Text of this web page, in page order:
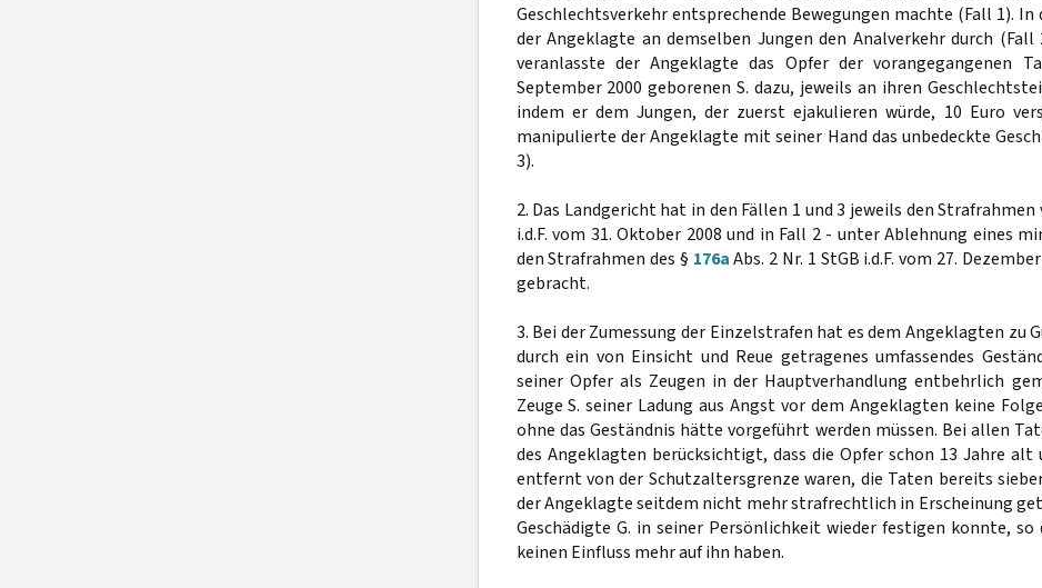
Geschlechtsverkehr entsprechende Bewegungen machte (Fall 1).
der Angeklagte an demselben Jungen den Analverkehr durch (Fall
veranlasste der Angeklagte das Opfer der vorangegangenen
September 2000 geborenen S. dazu, jeweils an ihren
indem er dem Jungen, der zuerst ejakulieren würde, 10 Euro
manipulierte der Angeklagte mit seiner Hand das unbedeckte
3).
2. Das Landgericht hat in den Fällen 1 und 3 jeweils den Strafrahmen
i.d.F. vom 31. Oktober 2008 und in Fall 2 - unter Ablehnung eines
den Strafrahmen des § 176aAbs. 2 Nr. 1 StGB i.d.F. vom 27.
gebracht.
3. Bei der Zumessung der Einzelstrafen hat es dem Angeklagten zu
durch ein von Einsicht und Reue getragenes umfassendes
seiner Opfer als Zeugen in der Hauptverhandlung entbehrlich
Zeuge S. seiner Ladung aus Angst vor dem Angeklagten keine
ohne das Geständnis hätte vorgeführt werden müssen. Bei allen
des Angeklagten berücksichtigt, dass die Opfer schon 13 Jahre
entfernt von der Schutzaltersgrenze waren, die Taten bereits
der Angeklagte seitdem nicht mehr strafrechtlich in Erscheinung
Geschädigte G. in seiner Persönlichkeit wieder festigen konnte, so
keinen Einfluss mehr auf ihn haben.